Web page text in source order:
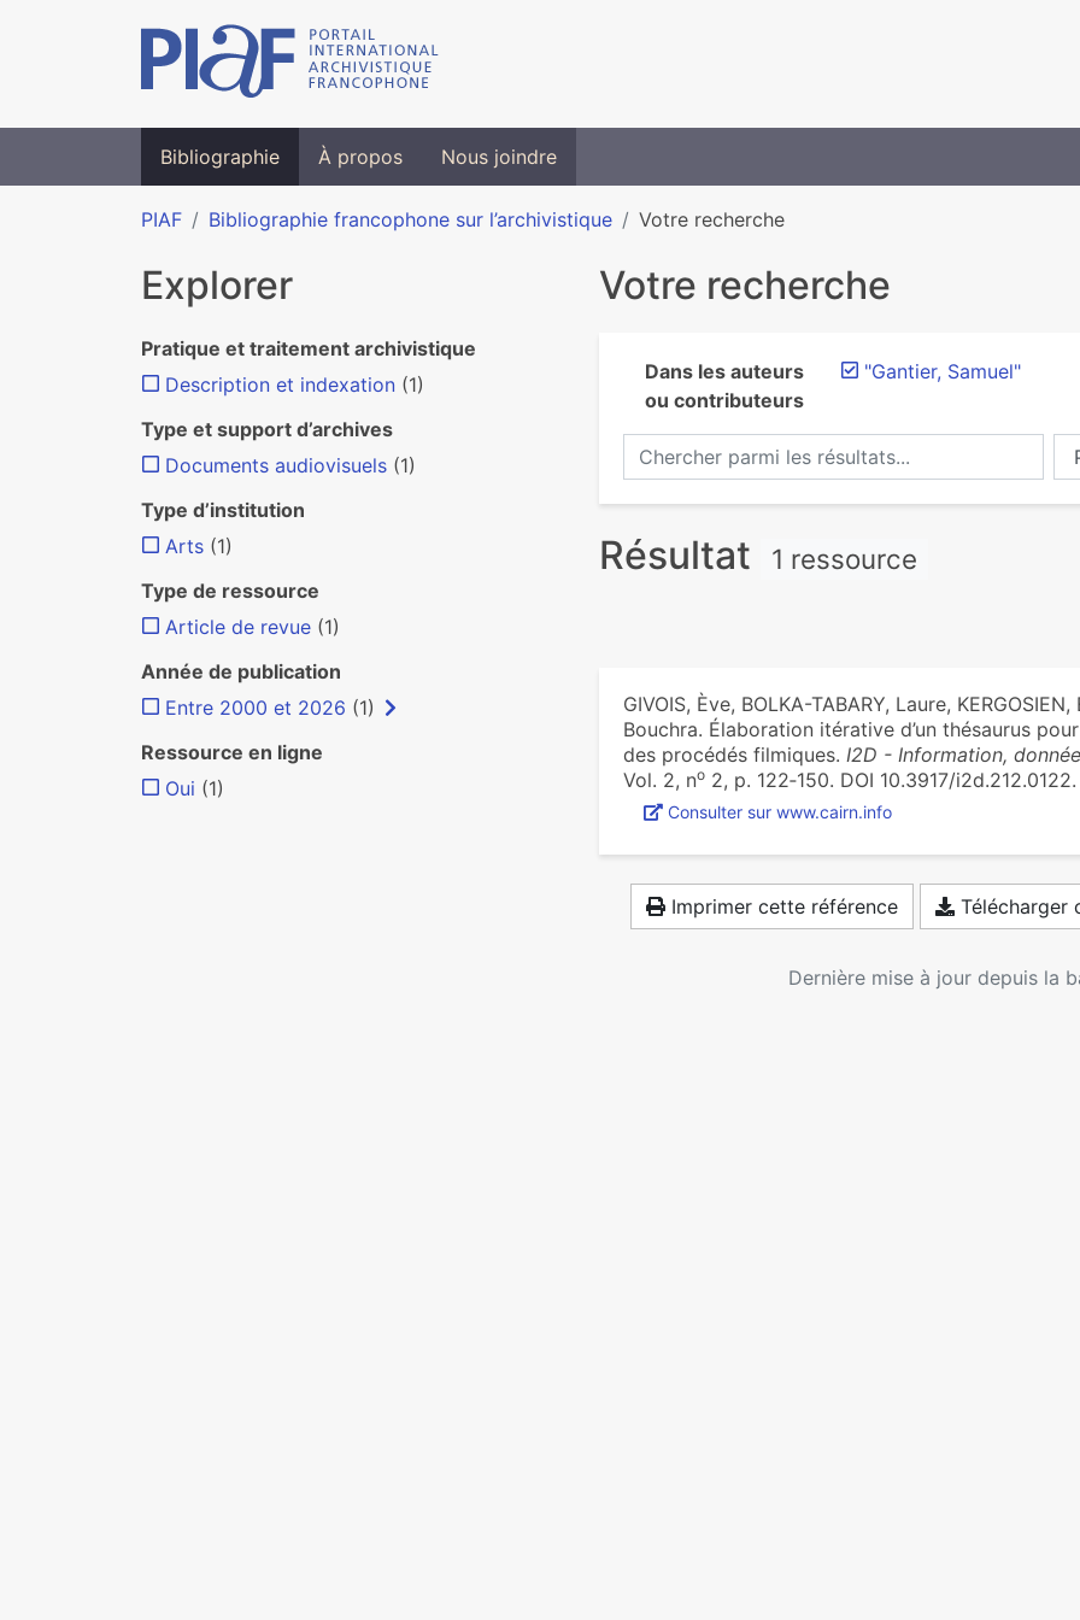
Bibliographie À propos Nous joindre
PIAF Bibliographie francophone sur l’archivistique Votre recherche
Votre recherche
Dans les auteurs
ou contributeurs
"Gantier, Samuel"
Chercher parmi les résultats...
Résultat 1 ressource
GIVOIS, Ève, BOLKA-TABARY, Laure,
Bouchra. Élaboration itérative d’un thésaurus
des procédés filmiques. I2D - Information,
Vol. 2, no2, p. 122‑150. DOI 10.3917/
Consulter sur www.cairn.info
Imprimer cette référence Télécharger
Dernière mise à jour depuis la
Explorer
Pratique et traitement archivistique
Description et indexation (1)
Type et support d’archives
Documents audiovisuels (1)
Type d’institution
Arts (1)
Type de ressource
Article de revue (1)
Année de publication
Entre 2000 et 2026 (1)
Ressource en ligne
Oui (1)